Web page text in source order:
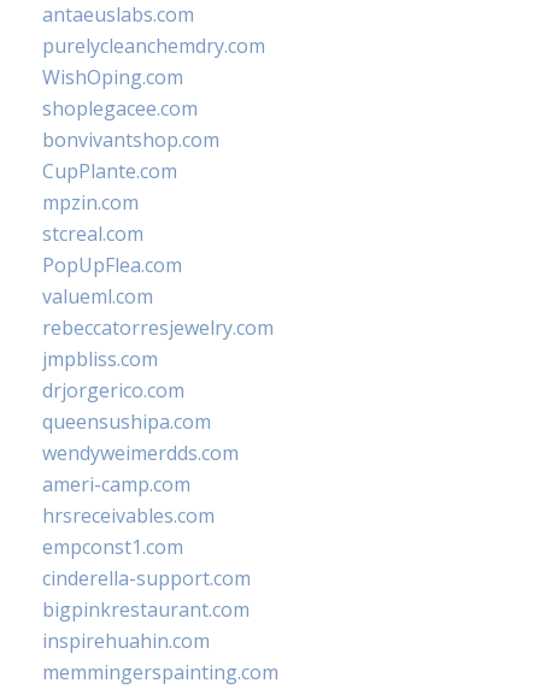
antaeuslabs.com
purelycleanchemdry.com
WishOping.com
shoplegacee.com
bonvivantshop.com
CupPlante.com
mpzin.com
stcreal.com
PopUpFlea.com
valueml.com
rebeccatorresjewelry.com
jmpbliss.com
drjorgerico.com
queensushipa.com
wendyweimerdds.com
ameri-camp.com
hrsreceivables.com
empconst1.com
cinderella-support.com
bigpinkrestaurant.com
inspirehuahin.com
memmingerspainting.com